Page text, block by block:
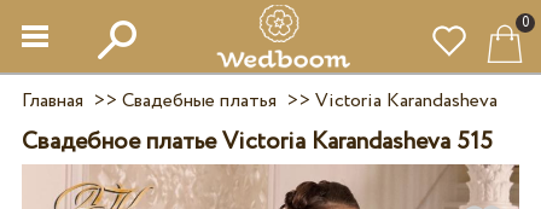
0
Главная >> Свадебные платья >> Victoria Karandasheva
Свадебное платье Victoria Karandasheva 515